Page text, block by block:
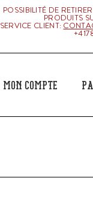
POSSIBILITÉ DE
PRODUITS
SERVICE CLIENT:
Mon Compte